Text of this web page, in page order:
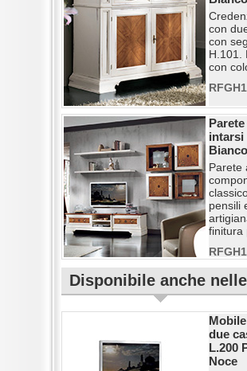
con
con
H.101.
con
intarsi
Parete
pensili
finitura
Disponibile anche
due
L.200
Noce